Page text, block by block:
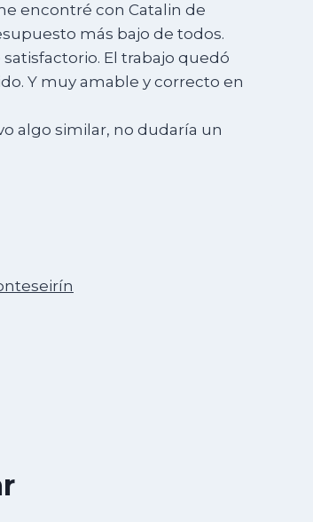
encontré con Catalin de
más bajo de todos.
El trabajo quedó
Y muy amable y correcto en
algo similar, no dudaría un